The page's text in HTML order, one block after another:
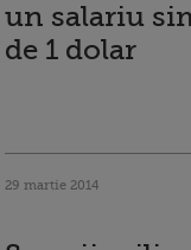
un salariu
de 1 dolar
29 martie 2014